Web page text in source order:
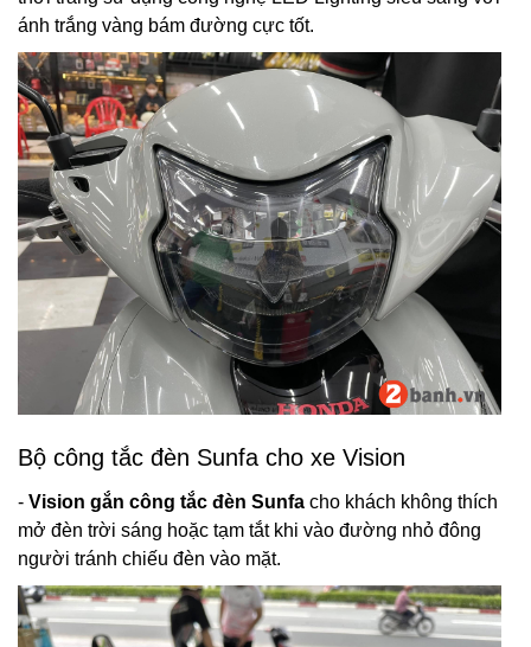
ánh trắng vàng bám đường cực tốt.
Bộ công tắc đèn Sunfa cho xe Vision
- Vision gắn công tắc đèn Sunfa cho khách không thích
mở đèn trời sáng hoặc tạm tắt khi vào đường nhỏ đông
người tránh chiếu đèn vào mặt.